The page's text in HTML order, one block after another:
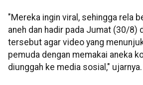
"Mereka ingin viral, sehingga rela
aneh dan hadir pada Jumat (30/8)
tersebut agar video yang
pemuda dengan memakai aneka
diunggah ke media sosial," ujarnya.